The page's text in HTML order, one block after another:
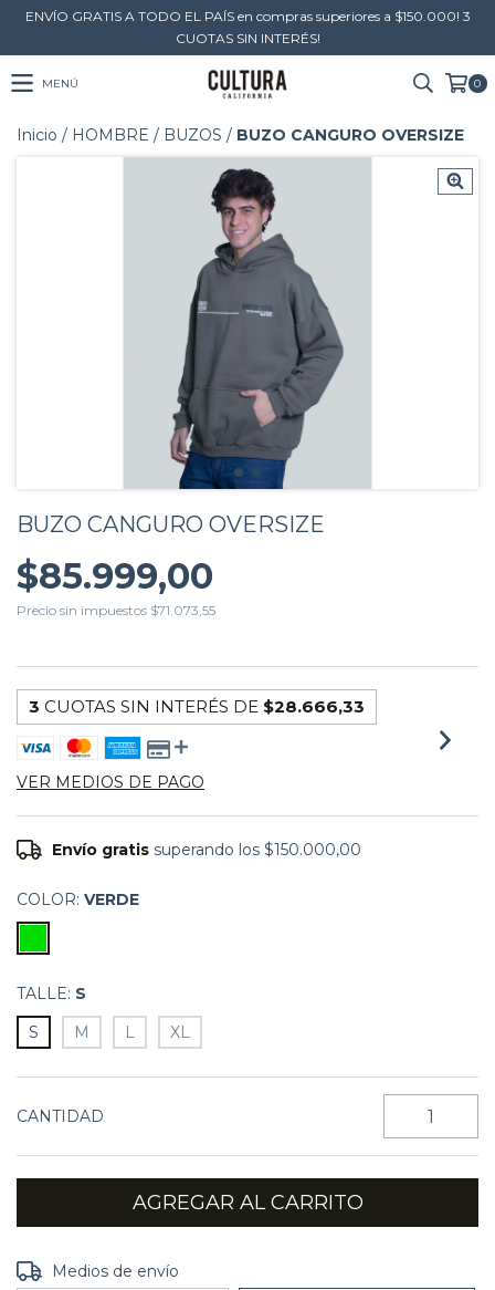
ENVÍO GRATIS A TODO EL PAÍS en compras superiores a $150.000! 3
CUOTAS SIN INTERÉS!
MENÚ 0
Inicio / HOMBRE / BUZOS / BUZO CANGURO OVERSIZE
BUZO CANGURO OVERSIZE
$85.999,00
Precio sin impuestos $71.073,55
3 CUOTAS SIN INTERÉS DE $28.666,33
VER MEDIOS DE PAGO
Envío gratis superando los$150.000,00
COLOR: VERDE
TALLE: S
S
M L XL
CANTIDAD
Entregas para el CP:
Medios de envío